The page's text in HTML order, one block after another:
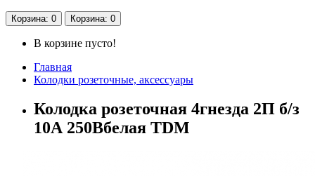
Корзина: 0 Корзина: 0
В корзине пусто!
Главная
Колодки розеточные, аксессуары
Колодка розеточная 4гнезда 2П б/з
10А 250Вбелая TDM